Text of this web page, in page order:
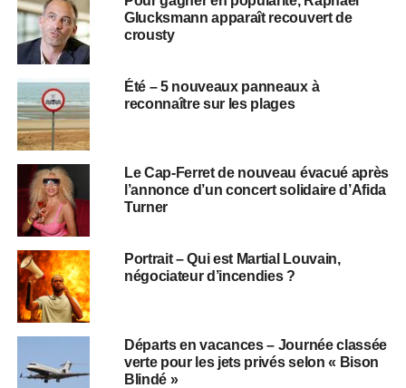
Glucksmann apparaît recouvert de
crousty
Été – 5 nouveaux panneaux à
reconnaître sur les plages
Le Cap-Ferret de nouveau évacué après
l’annonce d’un concert solidaire d’Afida
Turner
Portrait – Qui est Martial Louvain,
négociateur d’incendies ?
Départs en vacances – Journée classée
verte pour les jets privés selon « Bison
Blindé »